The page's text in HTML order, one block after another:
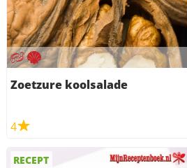
Zoetzure koolsalade
4
RECEPT